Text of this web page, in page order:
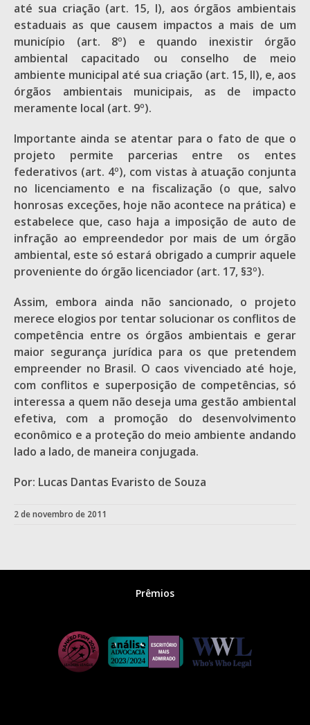
até sua criação (art. 15, I), aos órgãos ambientais
estaduais as que causem impactos a mais de um
município (art. 8º) e quando inexistir órgão
ambiental capacitado ou conselho de meio
ambiente municipal até sua criação (art. 15, II), e, aos
órgãos ambientais municipais, as de impacto
meramente local (art. 9º).
Importante ainda se atentar para o fato de que o
projeto permite parcerias entre os entes
federativos (art. 4º), com vistas à atuação conjunta
no licenciamento e na fiscalização (o que, salvo
honrosas exceções, hoje não acontece na prática) e
estabelece que, caso haja a imposição de auto de
infração ao empreendedor por mais de um órgão
ambiental, este só estará obrigado a cumprir aquele
proveniente do órgão licenciador (art. 17, §3º).
Assim, embora ainda não sancionado, o projeto
merece elogios por tentar solucionar os conflitos de
competência entre os órgãos ambientais e gerar
maior segurança jurídica para os que pretendem
empreender no Brasil. O caos vivenciado até hoje,
com conflitos e superposição de competências, só
interessa a quem não deseja uma gestão ambiental
efetiva, com a promoção do desenvolvimento
econômico e a proteção do meio ambiente andando
lado a lado, de maneira conjugada.
Por: Lucas Dantas Evaristo de Souza
2 de novembro de 2011
Prêmios